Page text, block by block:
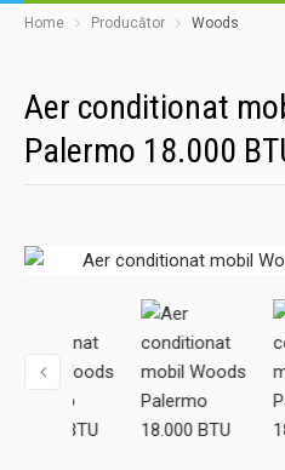
Home Producător Woods
Aer conditionat
Palermo 18.000